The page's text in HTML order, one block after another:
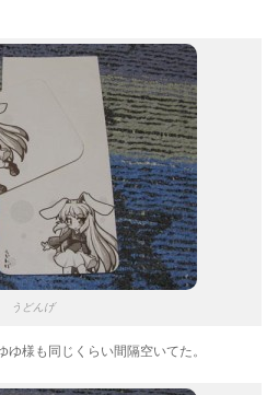
うどんげ
様も同じくらい間隔空いてた。